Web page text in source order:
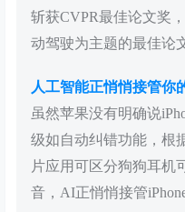
斩获CVPR最佳论文奖
动驾驶为主题的最佳论
人工智能正悄悄接管你
虽然苹果没有明确说
级如自动纠错功能，根
片应用可区分狗狗耳机
音，AI正悄悄接管